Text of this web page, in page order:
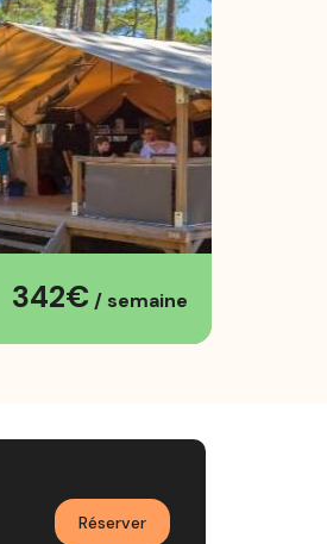
342€ / semaine
Réserver